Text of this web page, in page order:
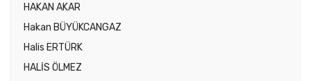
HAKAN AKAR
Hakan BÜYÜKCANGAZ
Halis ERTÜRK
HALİS ÖLMEZ